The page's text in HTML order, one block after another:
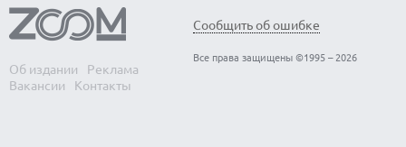
ZOOM.CNews выбрала самые популярные
модели автономных газонокосилок,
которые...
пользуются...
Об издании
Реклама
Вакансии
Контакты
Сообщить об ошибке
Все права защищены ©1995 – 2026